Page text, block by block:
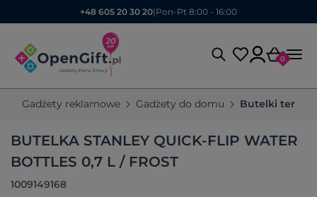
+48 605 20 30 20| Pon-Pt 8:00 - 16:00
0
Gadżety reklamowe Gadżety do domu Butelki
BUTELKA STANLEY QUICK-FLIP WATER
BOTTLES 0,7 L / FROST
1009149168